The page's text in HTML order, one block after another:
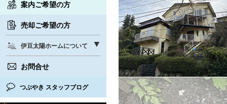
案内ご希望の方
売却ご希望の方
伊豆太陽ホームについて
お問合せ
つぶやき スタッフブログ